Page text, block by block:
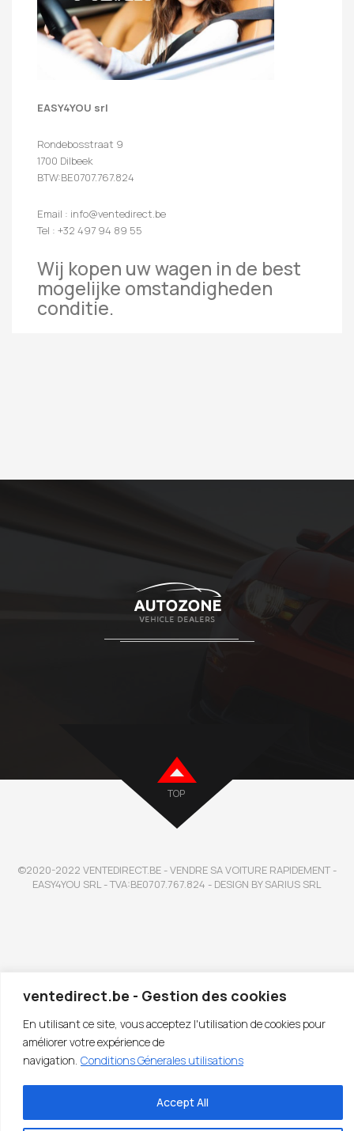
ventedirect.be - Gestion des cookies
En utilisant ce site, vous acceptez l'utilisation de cookies pour
améliorer votre expérience de
navigation. Conditions Génerales utilisations
Accept All
EASY4YOU srl
Rondebosstraat 9
1700 Dilbeek
BTW:BE0707.767.824
Email : info@ventedirect.be
Tel : +32 497 94 89 55
Wij kopen uw wagen in de best
mogelijke omstandigheden
conditie.
TOP
©2020-2022 VENTEDIRECT.BE - VENDRE SA VOITURE RAPIDEMENT -
EASY4YOU SRL - TVA:BE0707.767.824 - DESIGN BY SARIUS SRL